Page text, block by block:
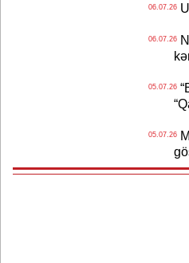
06.07.26
06.07.26
05.07.26
05.07.26